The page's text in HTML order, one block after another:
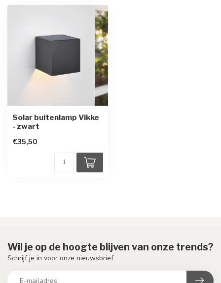
Solar buitenlamp Vikke
- zwart
€35,50
Wil je op de hoogte blijven van onze trends?
Schrijf je in voor onze nieuwsbrief